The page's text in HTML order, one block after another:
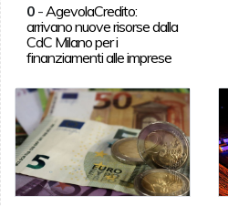
0- AgevolaCredito:
arrivano nuove risorse dalla
CdC Milano per i
finanziamenti alle imprese